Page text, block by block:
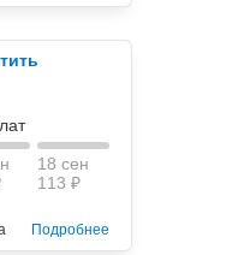
18 сен
113 ₽
Подробнее